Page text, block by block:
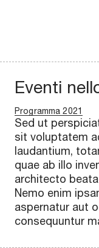
Eventi
Programma 2021
Sed ut
sit voluptatem
laudantium,
quae ab illo
architecto
Nemo enim
aspernatur aut
consequuntur